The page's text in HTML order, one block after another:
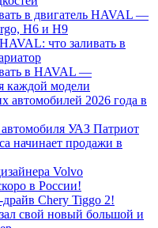
в двигатель HAVAL —
H6 и H9
что заливать в
в HAVAL —
каждой модели
автомобилей 2026 года в
автомобиля УАЗ Патриот
начинает продажи в
Volvo
в России!
Chery Tiggo 2!
свой новый большой и